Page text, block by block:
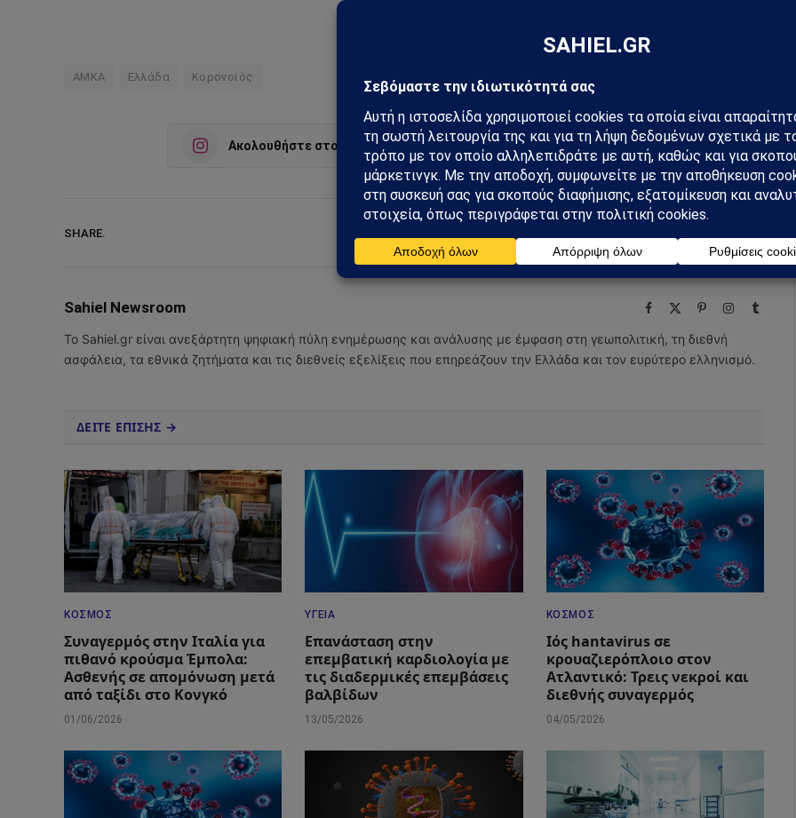
ΑΜΚΑ Ελλάδα Κορονοϊός
Ακολουθήστε στο Instagram Ακολουθήστε στο YouTube
SHARE.
Facebook Twitter Pinterest Tumblr
Sahiel Newsroom Facebook PinterestInstagramTumblr
Το Sahiel.gr είναι ανεξάρτητη ψηφιακή πύλη ενημέρωσης και ανάλυσης με έμφαση στη γεωπολιτική, τη διεθνή
ασφάλεια, τα εθνικά ζητήματα και τις διεθνείς εξελίξεις που επηρεάζουν την Ελλάδα και τον ευρύτερο ελληνισμό.
ΔΕΙΤΕ ΕΠΙΣΗΣ →
ΚΌΣΜΟΣ
Συναγερμός στην Ιταλία για
πιθανό κρούσμα Έμπολα:
Ασθενής σε απομόνωση μετά
από ταξίδι στο Κονγκό
01/06/2026
ΥΓΕΊΑ
Επανάσταση στην
επεμβατική καρδιολογία με
τις διαδερμικές επεμβάσεις
βαλβίδων
13/05/2026
ΚΌΣΜΟΣ
Ιός hantavirus σε
κρουαζιερόπλοιο στον
Ατλαντικό: Τρεις νεκροί και
διεθνής συναγερμός
04/05/2026